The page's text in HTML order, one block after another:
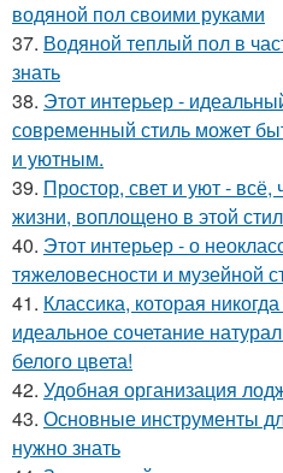
водяной пол своими руками
37. Водяной теплый пол в
знать
38. Этот интерьер -
современный стиль может
и уютным.
39. Простор, свет и уют -
жизни, воплощено в этой
40. Этот интерьер - о
тяжеловесности и музейной
41. Классика, которая
идеальное сочетание
белого цвета!
42. Удобная организация
43. Основные инструменты
нужно знать